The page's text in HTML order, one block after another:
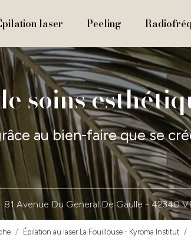
laser Peeling
soins
au bien-faire que se
81 Avenue Du General De Gaulle -42340
Épilation au laser La Fouillouse - Kyroma Institut